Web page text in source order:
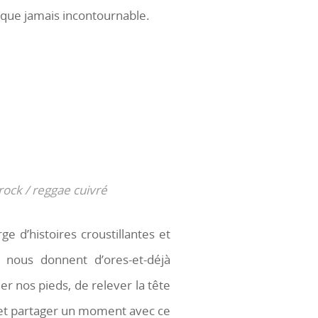
jamais incontournable.
/ reggae cuivré
d’histoires croustillantes et
donnent d’ores-et-déjà
nos pieds, de relever la tête
partager un moment avec ce